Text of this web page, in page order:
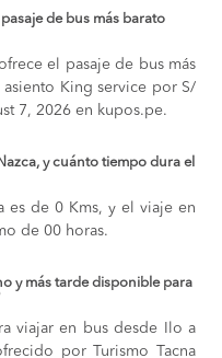
de bus más barato
el pasaje de bus más
King service por S/
7, 2026 en kupos.pe.
y cuánto tiempo dura el
es de 0 Kms, y el viaje en
de 00 horas.
y más tarde disponible para
viajar en bus desde Ilo a
por Turismo Tacna